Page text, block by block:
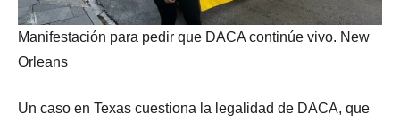
Manifestación para pedir que DACA continúe vivo. New
Orleans
Un caso en Texas cuestiona la legalidad de DACA, que